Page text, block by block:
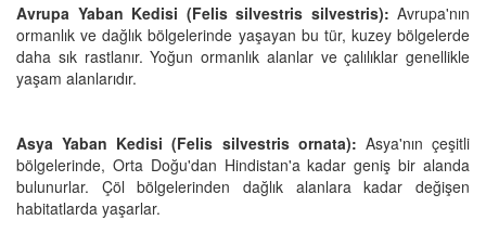
Avrupa Yaban Kedisi (Felis silvestris silvestris): Avrupa'nın
ormanlık ve dağlık bölgelerinde yaşayan bu tür, kuzey bölgelerde
daha sık rastlanır. Yoğun ormanlık alanlar ve çalılıklar genellikle
yaşam alanlarıdır.
Asya Yaban Kedisi (Felis silvestris ornata): Asya'nın çeşitli
bölgelerinde, Orta Doğu'dan Hindistan'a kadar geniş bir alanda
bulunurlar. Çöl bölgelerinden dağlık alanlara kadar değişen
habitatlarda yaşarlar.